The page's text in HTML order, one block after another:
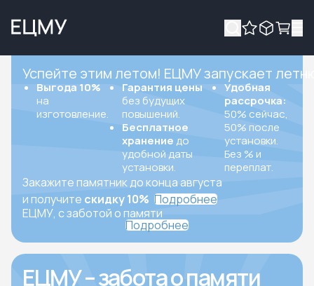
Успейте этим летом! ЕЦМУ запускает
Выгода 10%
на
изготовление.
Гарантия цены
без будущих
повышений.
Бесплатное
хранение до
удобной даты
установки.
Удобная
рассрочка:
50% сейчас,
50% после
установки.
Без % и
переплат.
Закажите памятник до конца августа
и получите скидку 10% Подробнее
ЕЦМУ, с заботой о памяти
Подробнее
ЕЦМУ – забота о памяти